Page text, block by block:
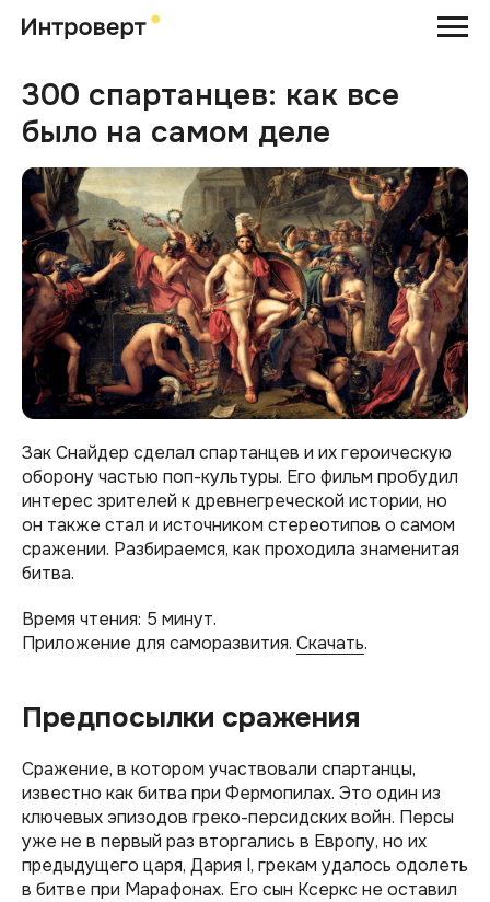
300 спартанцев: как все
было на самом деле
Зак Снайдер сделал спартанцев и их героическую
оборону частью поп-культуры. Его фильм пробудил
интерес зрителей к древнегреческой истории, но
он также стал и источником стереотипов о самом
сражении. Разбираемся, как проходила знаменитая
битва.
Время чтения: 5 минут.
Приложение для саморазвития. Скачать.
Предпосылки сражения
Сражение, в котором участвовали спартанцы,
известно как битва при Фермопилах. Это один из
ключевых эпизодов греко-персидских войн. Персы
уже не в первый раз вторгались в Европу, но их
предыдущего царя, Дария I, грекам удалось одолеть
в битве при Марафонах. Его сын Ксеркс не оставил